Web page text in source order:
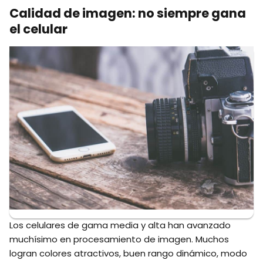
Calidad de imagen: no siempre gana
el celular
Los celulares de gama media y alta han avanzado
muchísimo en procesamiento de imagen. Muchos
logran colores atractivos, buen rango dinámico, modo